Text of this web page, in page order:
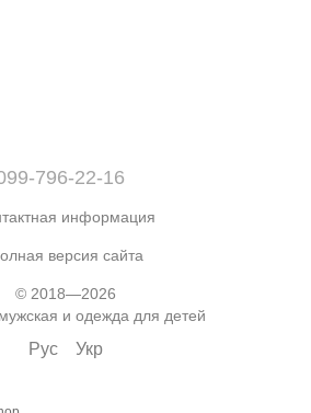
796-22-16
информация
версия сайта
© 2018—2026
и одежда для детей
Рус Укр